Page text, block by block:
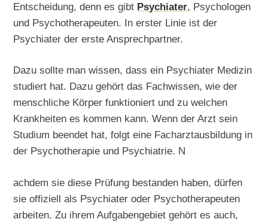
Entscheidung, denn es gibt Psychiater, Psychologen
und Psychotherapeuten. In erster Linie ist der
Psychiater der erste Ansprechpartner.
Dazu sollte man wissen, dass ein Psychiater Medizin
studiert hat. Dazu gehört das Fachwissen, wie der
menschliche Körper funktioniert und zu welchen
Krankheiten es kommen kann. Wenn der Arzt sein
Studium beendet hat, folgt eine Facharztausbildung in
der Psychotherapie und Psychiatrie. N
achdem sie diese Prüfung bestanden haben, dürfen
sie offiziell als Psychiater oder Psychotherapeuten
arbeiten. Zu ihrem Aufgabengebiet gehört es auch,